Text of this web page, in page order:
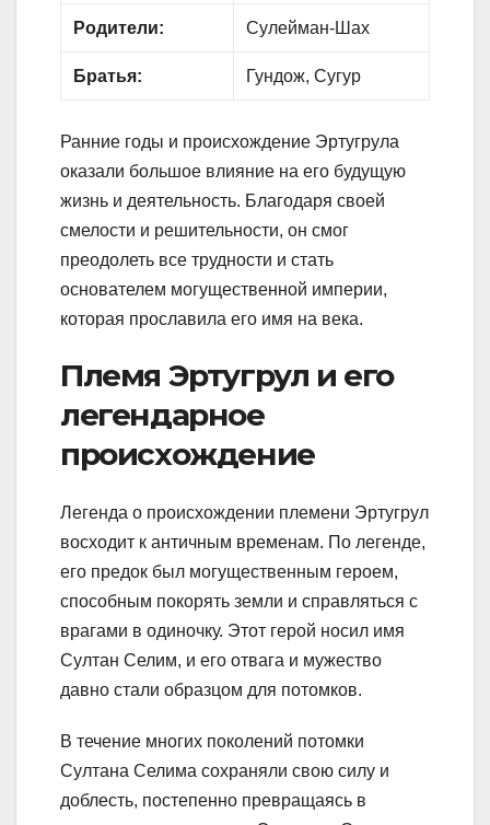
Родители: Сулейман-Шах
Братья: Гундож, Сугур
Ранние годы и происхождение Эртугрула
оказали большое влияние на его будущую
жизнь и деятельность. Благодаря своей
смелости и решительности, он смог
преодолеть все трудности и стать
основателем могущественной империи,
которая прославила его имя на века.
Племя Эртугрул и его
легендарное
происхождение
Легенда о происхождении племени Эртугрул
восходит к античным временам. По легенде,
его предок был могущественным героем,
способным покорять земли и справляться с
врагами в одиночку. Этот герой носил имя
Султан Селим, и его отвага и мужество
давно стали образцом для потомков.
В течение многих поколений потомки
Султана Селима сохраняли свою силу и
доблесть, постепенно превращаясь в